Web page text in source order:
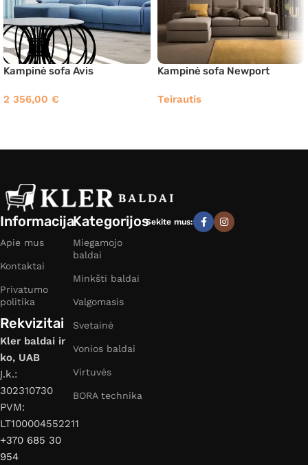
Kampinė sofa Avis
2 356,00 €
Kampinė sofa Newport
Teirautis
Informacija
Apie mus
Kontaktai
Privatumo
politika
Rekvizitai
Kler baldai ir
ko, UAB
Į.k.:
302310730
PVM:
LT100004552211
+370 685 30
954
Kategorijos
Miegamojo
baldai
Minkšti baldai
Valgomasis
Svetainė
Vonios baldai
Virtuvės
BORA technika
Sekite mus: